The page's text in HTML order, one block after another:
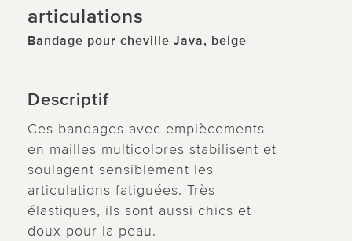
articulations
Bandage pour cheville Java, beige
Descriptif
Ces bandages avec empiècements
en mailles multicolores stabilisent et
soulagent sensiblement les
articulations fatiguées. Très
élastiques, ils sont aussi chics et
doux pour la peau.